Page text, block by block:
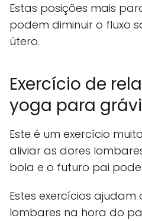
Estas posições mais
podem diminuir o fluxo
útero.
Exercício de
yoga para
Este é um exercício
aliviar as dores
bola e o futuro pai
Estes exercícios
lombares na hora do